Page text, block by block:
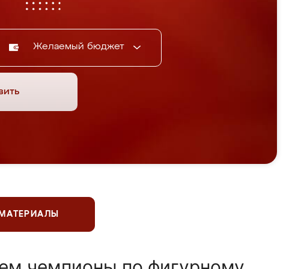
Желаемый бюджет